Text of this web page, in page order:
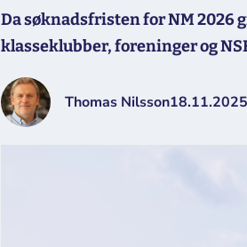
Da søknadsfristen for NM 2026
klasseklubber, foreninger og
Thomas Nilsson18.11.2025